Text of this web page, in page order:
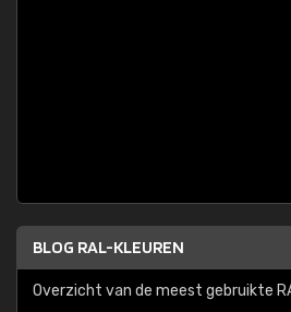
BLOG RAL-KLEUREN
Overzicht van de meest gebruikte